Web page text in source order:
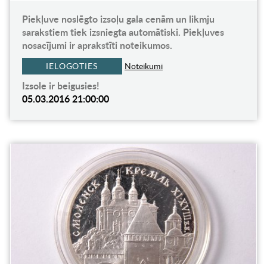
Piekļuve noslēgto izsoļu gala cenām un likmju
sarakstiem tiek izsniegta automātiski. Piekļuves
nosacījumi ir aprakstīti noteikumos.
IELOGOTIES Noteikumi
Izsole ir beigusies!
05.03.2016 21:00:00